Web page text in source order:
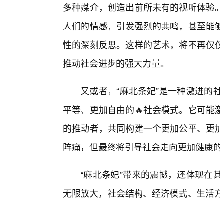
多种媒介，创造出前所未有的视听体
人们的情感，引发强烈的共鸣，甚至
性的深刻反思。这样的艺术，将不再
推动社会进步的强大力量。
又或者，“麻北条妃”是一种激进
平等、更加自由的🔥社会模式。它可
的推动者，共同构建一个更加公平、
阵痛，但最终将引导社会走向更加健康
“麻北条妃”带来的震撼，还体现
无限放大，社会结构、经济模式、生